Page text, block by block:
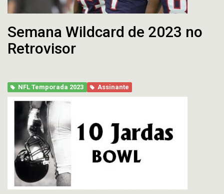
Semana Wildcard de 2023 no
Retrovisor
NFL Temporada 2023 Assinante